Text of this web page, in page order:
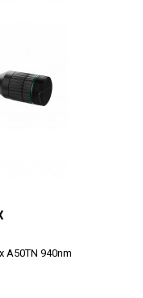
A50TN 940nm